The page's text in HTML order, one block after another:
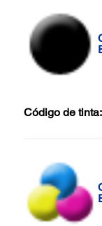
Código de tinta: